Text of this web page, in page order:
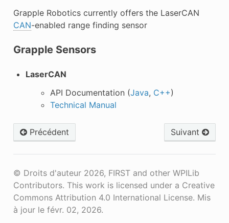
Grapple Robotics currently offers the LaserCAN
CAN-enabled range finding sensor
Grapple Sensors
LaserCAN
API Documentation (Java, C++)
Technical Manual
Précédent Suivant
© Droits d'auteur 2026, FIRST and other WPILib
Contributors. This work is licensed under a Creative
Commons Attribution 4.0 International License. Mis
à jour le févr. 02, 2026.